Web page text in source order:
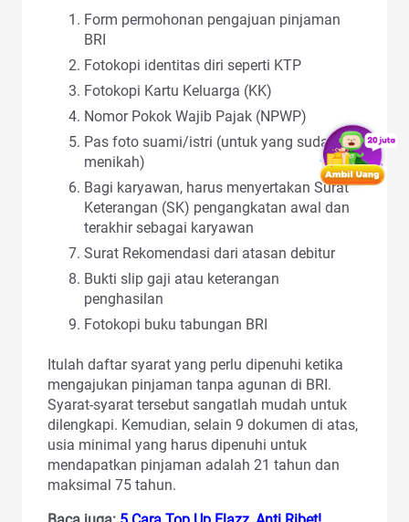
Form permohonan pengajuan pinjaman
BRI
Fotokopi identitas diri seperti KTP
Fotokopi Kartu Keluarga (KK)
Nomor Pokok Wajib Pajak (NPWP)
Pas foto suami/istri (untuk yang sudah
menikah)
Bagi karyawan, harus menyertakan Surat
Keterangan (SK) pengangkatan awal dan
terakhir sebagai karyawan
Surat Rekomendasi dari atasan debitur
Bukti slip gaji atau keterangan
penghasilan
Fotokopi buku tabungan BRI
Itulah daftar syarat yang perlu dipenuhi ketika
mengajukan pinjaman tanpa agunan di BRI.
Syarat-syarat tersebut sangatlah mudah untuk
dilengkapi. Kemudian, selain 9 dokumen di atas,
usia minimal yang harus dipenuhi untuk
mendapatkan pinjaman adalah 21 tahun dan
maksimal 75 tahun.